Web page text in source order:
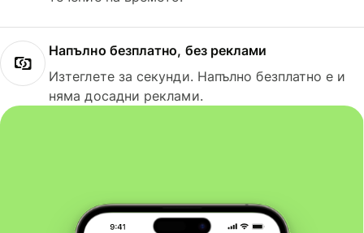
Напълно безплатно, без реклами
Изтеглете за секунди. Напълно безплатно е и
няма досадни реклами.